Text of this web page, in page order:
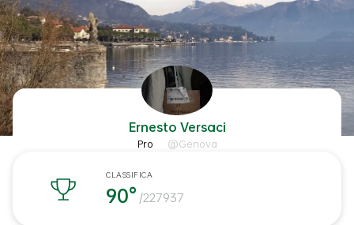
Ernesto Versaci
Pro @Genova
CLASSIFICA
90°/227937